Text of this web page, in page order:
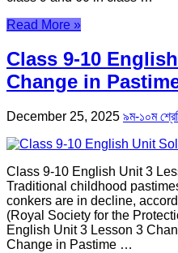
Read More »
Class 9-10
Change in
December 25, 2025 ৯ম-১০ম
Class 9-10 English Unit 3
Traditional childhood
conkers are in decline,
(Royal Society for the
English Unit 3 Lesson 3
Change in Pastime …